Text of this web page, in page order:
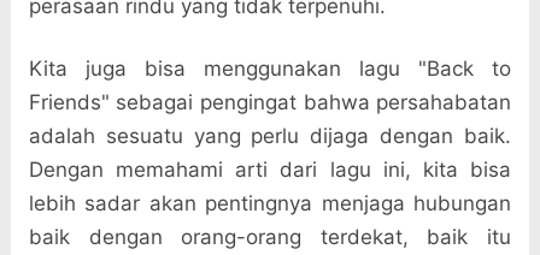
perasaan rindu yang tidak terpenuhi.
Kita juga bisa menggunakan lagu "Back to
Friends" sebagai pengingat bahwa persahabatan
adalah sesuatu yang perlu dijaga dengan baik.
Dengan memahami arti dari lagu ini, kita bisa
lebih sadar akan pentingnya menjaga hubungan
baik dengan orang-orang terdekat, baik itu